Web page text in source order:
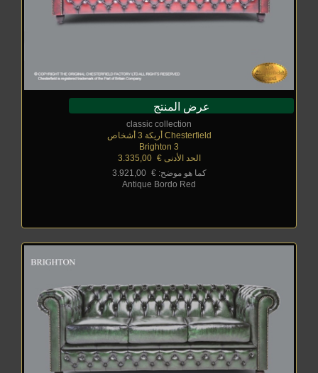
عرض المنتج
classic collection
Chesterfield أريكة 3 أشخاص
Brighton 3
الحد الأدنى € _
3.335,00
كما هو موضح: € _
3.921,00
Antique Bordo Red